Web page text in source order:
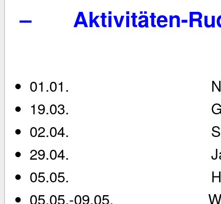
– Aktivitäten-
01.01.
19.03.
02.04.
29.04.
05.05.
05.05.-09.05.